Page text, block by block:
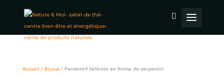
Accueil / Bijoux/ Pendentif Sélénite en forme de serpentin